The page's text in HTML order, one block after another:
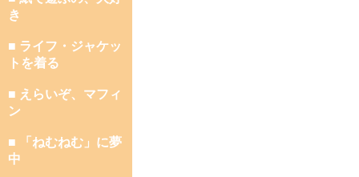
き
■ ライフ・ジャケッ
トを着る
■ えらいぞ、マフィ
ン
■ 「ねむねむ」に夢
中